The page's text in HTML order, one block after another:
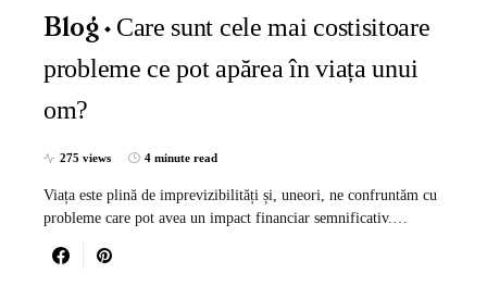
Blog
Care sunt cele mai costisitoare
probleme ce pot apărea în viața unui
om?
275 views 4 minute read
Viața este plină de imprevizibilități și, uneori, ne confruntăm cu
probleme care pot avea un impact financiar semnificativ.…